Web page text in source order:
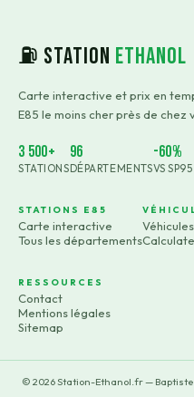
⛽ Station Ethanol
Carte interactive et prix en
E85 le moins cher près de chez
3 500+
STATIONS
96
DÉPARTEMENTS
-60%
VS SP95
STATIONS E85
Carte interactive
Tous les départements
RESSOURCES
Contact
Mentions légales
Sitemap
© 2026Station-Ethanol.fr — Baptiste